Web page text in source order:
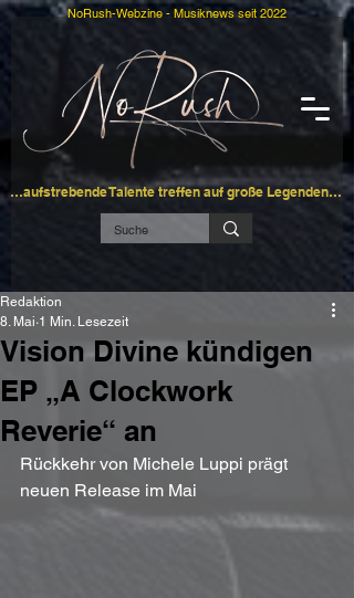
…aufstrebende Talente treffen auf große Legenden…
NoRush-Webzine - Musiknews seit 2022
Vision Divine kündigen
EP „A Clockwork
Reverie“ an
Redaktion
8. Mai 1 Min. Lesezeit
Rückkehr von Michele Luppi prägt
neuen Release im Mai